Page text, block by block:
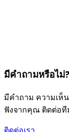
มีคำถามหรือไม่?
มีคำถาม ความเห็
ฟังจากคุณ ติดต่อที
ติดต่อเรา